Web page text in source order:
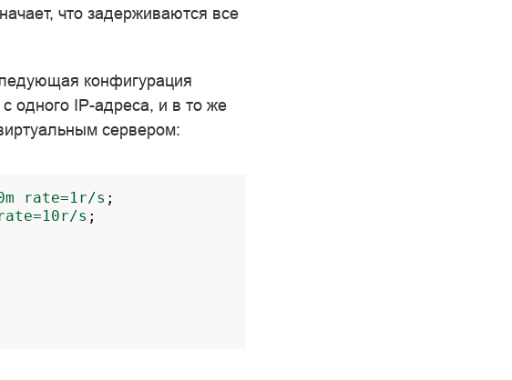
что задерживаются все
конфигурация
одного IP-адреса, и в то же
сервером:
rate=1r/s ;
s ;